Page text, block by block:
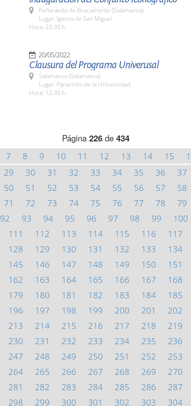
Peñaranda de Bracamonte (Salamanca)
Lugar: Iglesia de San Miguel
Hora: 20:30 h.
20/05/2022
Clausura del Programa Univerusal
Salamanca (Salamanca)
Lugar: Paraninfo de la Universidad
Hora: 12:30 h.
Página 226de 434
7 8 9 10 11 12 13 14 15
29 30 31 32 33 34 35 36 37
50 51 52 53 54 55 56 57 58
71 72 73 74 75 76 77 78 79
92 93 94 95 96 97 98 99 100
111 112 113 114 115 116 117
128 129 130 131 132 133 134
145 146 147 148 149 150 151
162 163 164 165 166 167 168
179 180 181 182 183 184 185
196 197 198 199 200 201 202
213 214 215 216 217 218 219
230 231 232 233 234 235 236
247 248 249 250 251 252 253
264 265 266 267 268 269 270
281 282 283 284 285 286 287
298 299 300 301 302 303 304